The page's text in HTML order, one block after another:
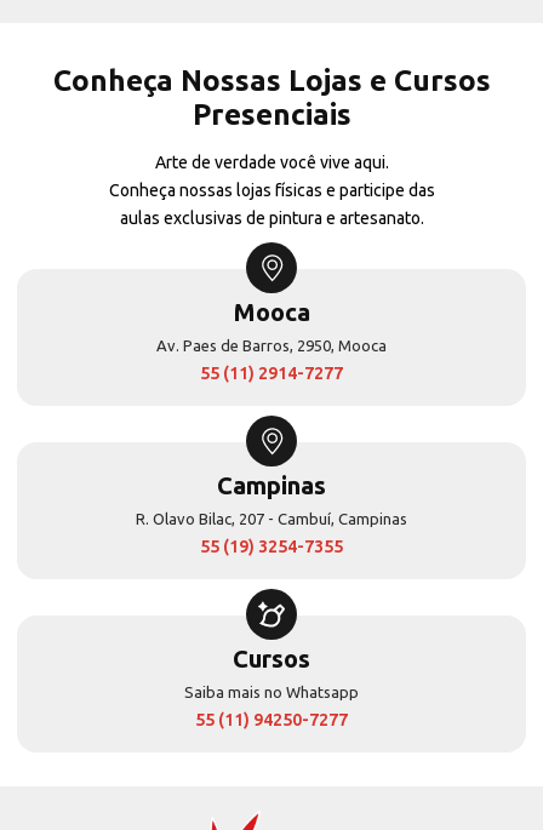
Conheça Nossas Lojas e Cursos
Presenciais
Arte de verdade você vive aqui.
Conheça nossas lojas físicas e participe das
aulas exclusivas de pintura e artesanato.
Mooca
Av. Paes de Barros, 2950, Mooca
55 (11) 2914-7277
Campinas
R. Olavo Bilac, 207 - Cambuí, Campinas
55 (19) 3254-7355
Cursos
Saiba mais no Whatsapp
55 (11) 94250-7277